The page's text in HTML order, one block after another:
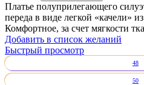
Платье полуприлегающего
переда в виде легкой «качели»
Комфортное, за счет мягкости
Добавить в список желаний
Быстрый просмотр
48
50